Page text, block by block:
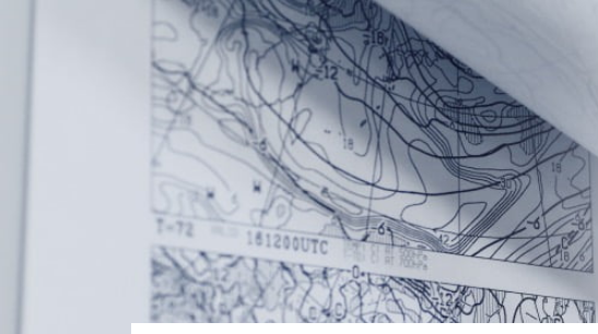
サービス
サービストップ
気象予報士へのご依頼
Request to a weather forecaster
気象番組出演（テレビ・ラジオ）
番組サポート / 予報原稿作成
講演会・イベント出演
インタビュー / 取材
コラム・寄稿 / 監修
司会MC / ナレーション